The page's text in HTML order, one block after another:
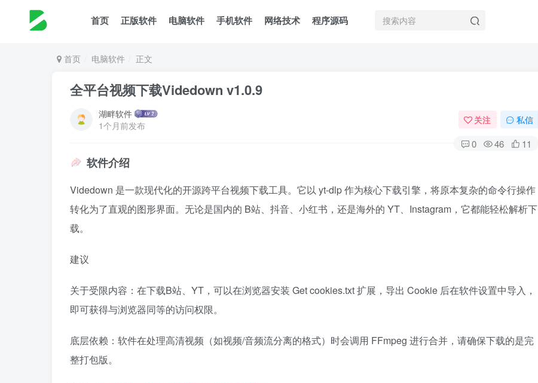
首页 正版软件 电脑软件 手机软件 网络技术 程序源码
首页 电脑软件 正文
全平台视频下载Videdown v1.0.9
湖畔软件
1个月前发布
关注 私信
0 46 11
软件介绍
Videdown 是一款现代化的开源跨平台视频下载工具。它以 yt-dlp 作为核心下载引擎，将原本复杂的命令行操作
转化为了直观的图形界面。无论是国内的 B站、抖音、小红书，还是海外的 YT、Instagram，它都能轻松解析下
载。
建议
关于受限内容：在下载B站、YT，可以在浏览器安装 Get cookies.txt 扩展，导出 Cookie 后在软件设置中导入，
即可获得与浏览器同等的访问权限。
底层依赖：软件在处理高清视频（如视频/音频流分离的格式）时会调用 FFmpeg 进行合并，请确保下载的是完
整打包版。